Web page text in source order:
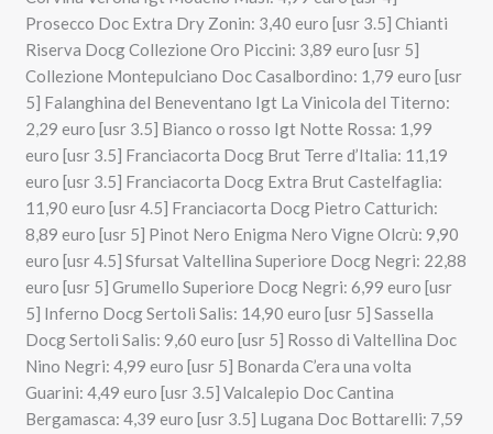
Prosecco Doc Extra Dry Zonin: 3,40 euro [usr 3.5] Chianti
Riserva Docg Collezione Oro Piccini: 3,89 euro [usr 5]
Collezione Montepulciano Doc Casalbordino: 1,79 euro [usr
5] Falanghina del Beneventano Igt La Vinicola del Titerno:
2,29 euro [usr 3.5] Bianco o rosso Igt Notte Rossa: 1,99
euro [usr 3.5] Franciacorta Docg Brut Terre d’Italia: 11,19
euro [usr 3.5] Franciacorta Docg Extra Brut Castelfaglia:
11,90 euro [usr 4.5] Franciacorta Docg Pietro Catturich:
8,89 euro [usr 5] Pinot Nero Enigma Nero Vigne Olcrù: 9,90
euro [usr 4.5] Sfursat Valtellina Superiore Docg Negri: 22,88
euro [usr 5] Grumello Superiore Docg Negri: 6,99 euro [usr
5] Inferno Docg Sertoli Salis: 14,90 euro [usr 5] Sassella
Docg Sertoli Salis: 9,60 euro [usr 5] Rosso di Valtellina Doc
Nino Negri: 4,99 euro [usr 5] Bonarda C’era una volta
Guarini: 4,49 euro [usr 3.5] Valcalepio Doc Cantina
Bergamasca: 4,39 euro [usr 3.5] Lugana Doc Bottarelli: 7,59